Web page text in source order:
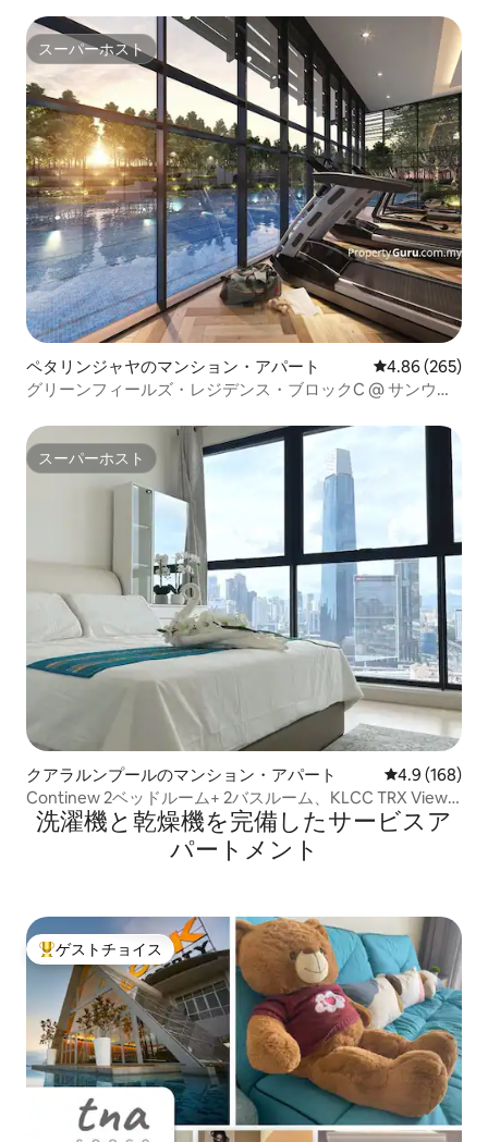
スーパーホスト
スーパーホスト
ペタリンジャヤのマンション・アパート レビュー265
4.86 (265)
グリーンフィールズ・レジデンス・ブロックC @ サンウェ
スーパーホスト
スーパーホスト
クアラルンプールのマンション・アパート レビュー168
4.9 (168)
Continew 2ベッドルーム+ 2バスルーム、KLCC TRX View
の近く
洗濯機と乾燥機を完備したサービスア
パートメント
大好評のゲストチョイスです。
ゲストチョイス